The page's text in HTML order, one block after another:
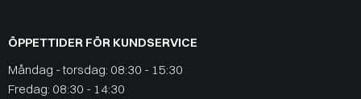
ÖPPETTIDER FÖR KUNDSERVICE
Måndag - torsdag: 08:30 - 15:30
Fredag: 08:30 - 14:30